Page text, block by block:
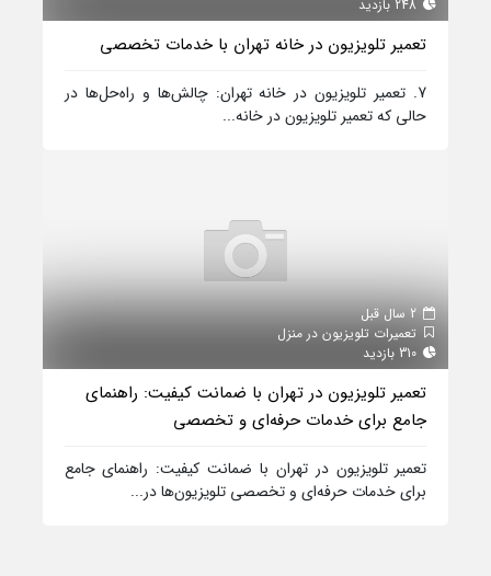
تعمیر تلویزیون در خانه تهران با خدمات تخصصی
7. تعمیر تلویزیون در خانه تهران: چالش‌ها و راه‌حل‌ها در
حالی که تعمیر تلویزیون در خانه...
تعمیرات تلویزیون در منزل
تعمیر تلویزیون در تهران با ضمانت کیفیت: راهنمای
جامع برای خدمات حرفه‌ای و تخصصی
تعمیر تلویزیون در تهران با ضمانت کیفیت: راهنمای جامع
برای خدمات حرفه‌ای و تخصصی تلویزیون‌ها در...